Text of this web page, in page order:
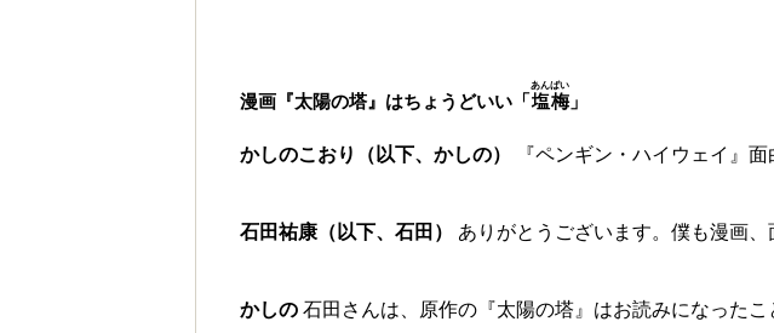
漫画『太陽の塔』はちょうどいい「塩梅
あんばい
」
かしのこおり（以下、かしの） 『ペンギン・ハイウェイ』面
石田祐康（以下、石田） ありがとうございます。僕も漫画
かしの石田さんは、原作の『太陽の塔』はお読みになったこ